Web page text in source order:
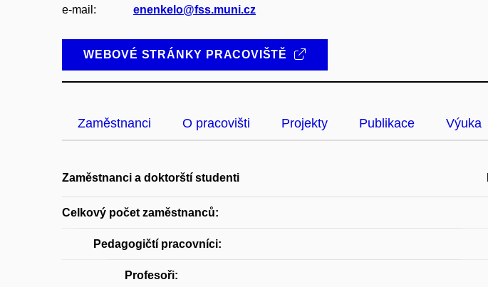
e-mail:
enenkelo@fss.muni.cz
WEBOVÉ STRÁNKY PRACOVIŠTĚ
Zaměstnanci O pracovišti Projekty Publikace Výuka
Zaměstnanci a doktorští studenti
Celkový počet zaměstnanců:
Pedagogičtí pracovníci:
Profesoři: